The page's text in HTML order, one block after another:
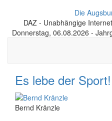
Die
DAZ - Unabhängige
Donnerstag, 06.08.2026 -
Es lebe der Sport!
Bernd Kränzle